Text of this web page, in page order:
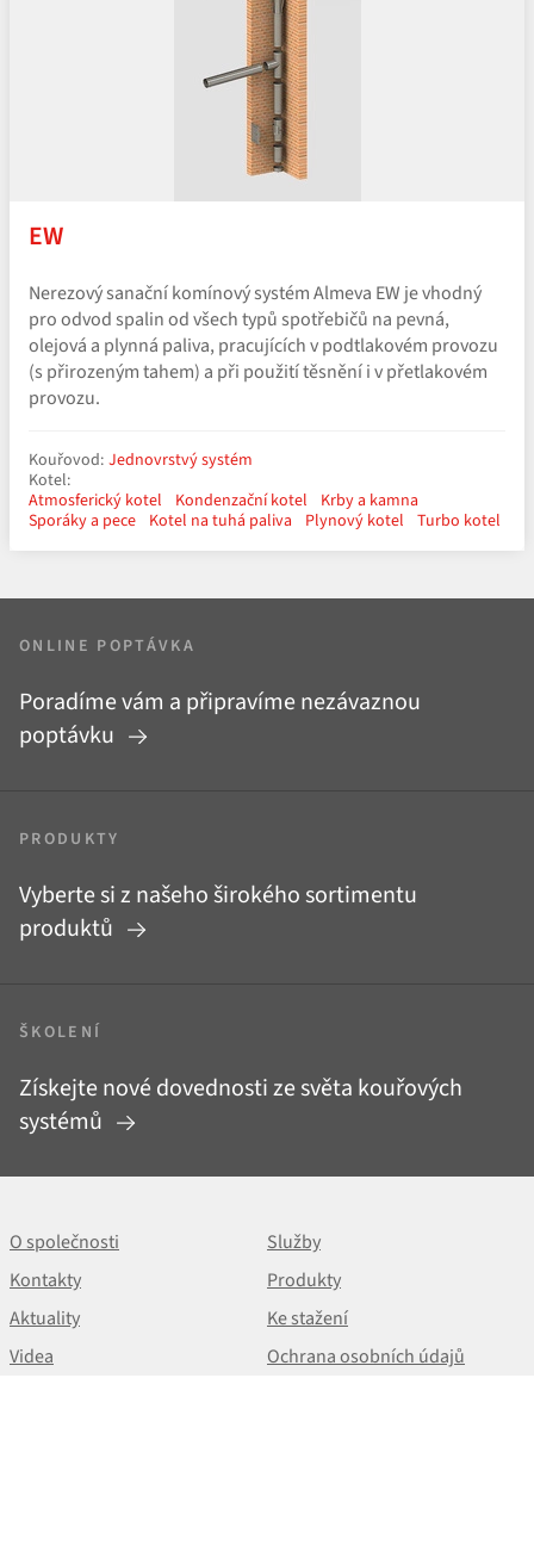
EW
Nerezový sanační komínový systém Almeva EW je vhodný
pro odvod spalin od všech typů spotřebičů na pevná,
olejová a plynná paliva, pracujících v podtlakovém provozu
(s přirozeným tahem) a při použití těsnění i v přetlakovém
provozu.
Kouřovod: Jednovrstvý systém
Kotel:
Atmosferický kotel
Kondenzační kotel
Krby a kamna
Sporáky a pece Kotel na tuhá paliva Plynový kotel Turbo kotel
ONLINE POPTÁVKA
Poradíme vám a připravíme nezávaznou
poptávku
PRODUKTY
Vyberte si z našeho širokého sortimentu
produktů
ŠKOLENÍ
Získejte nové dovednosti ze světa kouřových
systémů
O společnosti
Služby
Kontakty
Produkty
Aktuality
Ke stažení
Videa
Ochrana osobních údajů